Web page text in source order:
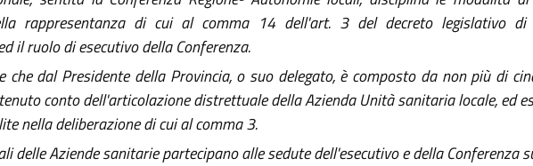
rappresentanza di cui al comma 14 dell'art. 3 del decreto legislativo di
il ruolo di esecutivo della Conferenza.
che dal Presidente della Provincia, o suo delegato, è composto da non più di
conto dell'articolazione distrettuale della Azienda Unità sanitaria locale, ed
nella deliberazione di cui al comma 3.
delle Aziende sanitarie partecipano alle sedute dell'esecutivo e della Conferenza